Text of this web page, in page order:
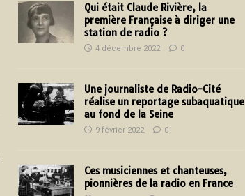
Qui était Claude Rivière, la
première Française à diriger une
station de radio ?
4 décembre 2022 0
Une journaliste de Radio-Cité
réalise un reportage subaquatique
au fond de la Seine
9 février 2022 0
Ces musiciennes et chanteuses,
pionnières de la radio en France